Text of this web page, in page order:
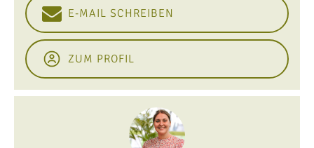
E-MAIL SCHREIBEN
ZUM PROFIL